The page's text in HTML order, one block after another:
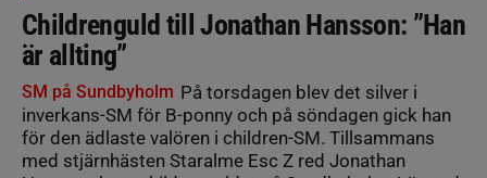
Childrenguld till Jonathan Hansson: ”Han
är allting”
SM på Sundbyholm På torsdagen blev det silver i
inverkans-SM för B-ponny och på söndagen gick han
för den ädlaste valören i children-SM. Tillsammans
med stjärnhästen Staralme Esc Z red Jonathan